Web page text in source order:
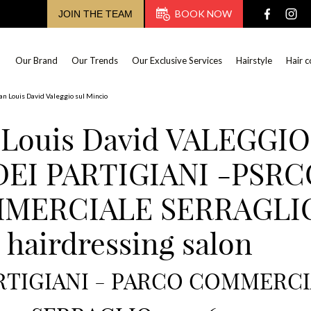
JOIN THE TEAM BOOK NOW
Our Brand Our Trends Our Exclusive Services Hairstyle Hair
Louis David Valeggio sul Mincio
David
PARTIGIANI -
hairdressing salon
- PARCO